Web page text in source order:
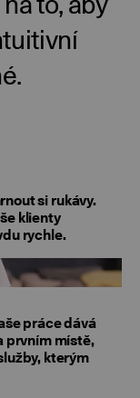
si rukávy.
klienty
rychle.
práce dává
prvním místě,
kterým